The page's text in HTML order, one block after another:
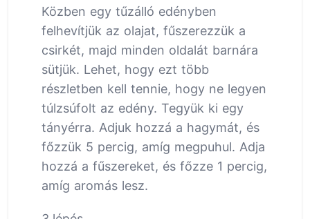
Közben egy tűzálló edényben
felhevítjük az olajat, fűszerezzük a
csirkét, majd minden oldalát barnára
sütjük. Lehet, hogy ezt több
részletben kell tennie, hogy ne legyen
túlzsúfolt az edény. Tegyük ki egy
tányérra. Adjuk hozzá a hagymát, és
főzzük 5 percig, amíg megpuhul. Adja
hozzá a fűszereket, és főzze 1 percig,
amíg aromás lesz.